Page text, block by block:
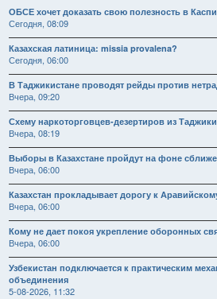
ОБСЕ хочет доказать свою полезность в
Сегодня, 08:09
Казахская латиница: missia provalena?
Сегодня, 06:00
В Таджикистане проводят рейды против
Вчера, 09:20
Схему наркоторговцев-дезертиров из
Вчера, 08:19
Выборы в Казахстане пройдут на фоне
Вчера, 06:00
Казахстан прокладывает дорогу к
Вчера, 06:00
Кому не дает покоя укрепление оборонных
Вчера, 06:00
Узбекистан подключается к практическим
объединения
5-08-2026, 11:32